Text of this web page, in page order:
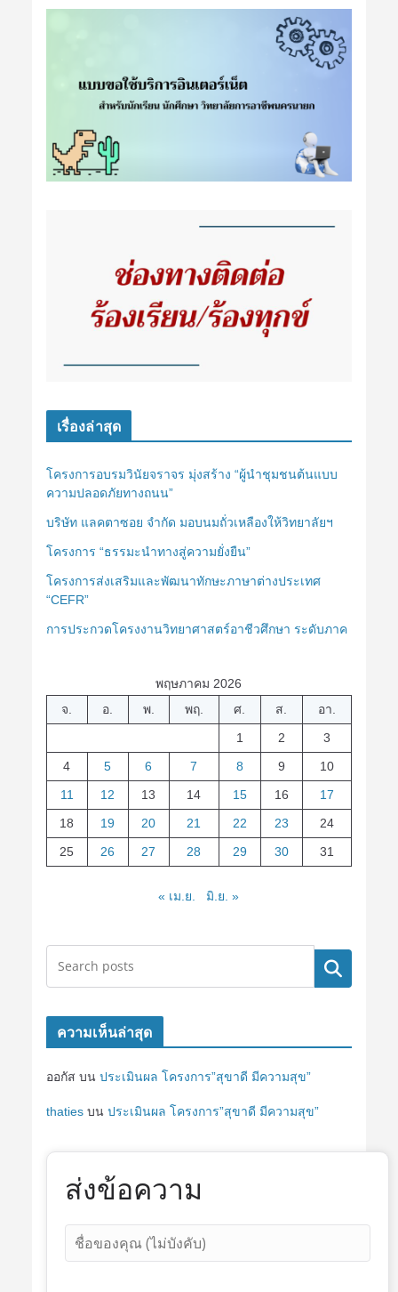
เรื่องล่าสุด
โครงการอบรมวินัยจราจร มุ่งสร้าง “ผู้นำชุมชนต้นแบบ
ความปลอดภัยทางถนน”
บริษัท แลคตาซอย จำกัด มอบนมถั่วเหลืองให้วิทยาลัยฯ
โครงการ “ธรรมะนำทางสู่ความยั่งยืน”
โครงการส่งเสริมและพัฒนาทักษะภาษาต่างประเทศ
“CEFR”
การประกวดโครงงานวิทยาศาสตร์อาชีวศึกษา ระดับภาค
พฤษภาคม 2026
จ.
อ. พ. พฤ. ศ. ส.
อา.
1
2
3
4
5 6 7 8 9
10
11
12 13 14 15 16
17
18
19 20 21 22 23
24
25
26 27 28 29 30 31
« เม.ย. มิ.ย. »
ค้นหา
ความเห็นล่าสุด
ออกัส บน ประเมินผล โครงการ”สุขาดี มีความสุข”
thatiesบน ประเมินผล โครงการ”สุขาดี มีความสุข”
ส่งข้อความ